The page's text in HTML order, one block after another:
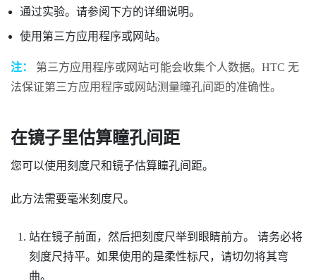
通过实验。请参阅下方的详细说明。
使用第三方应用程序或网站。
注：
第三方应用程序或网站可能会收集个人数据。HTC 无
法保证第三方应用程序或网站测量瞳孔间距的准确性。
在镜子里估算瞳孔间距
您可以使用刻度尺和镜子估算瞳孔间距。
此方法需要毫米刻度尺。
站在镜子前面，然后把刻度尺举到眼睛前方。 请务必将
刻度尺持平。如果使用的是柔性标尺，请切勿将其弯
曲。